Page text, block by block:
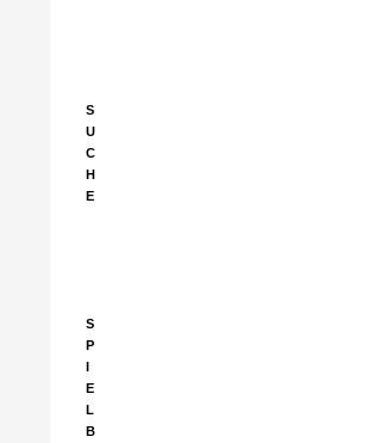
S
U
C
H
E
S
P
I
E
L
B